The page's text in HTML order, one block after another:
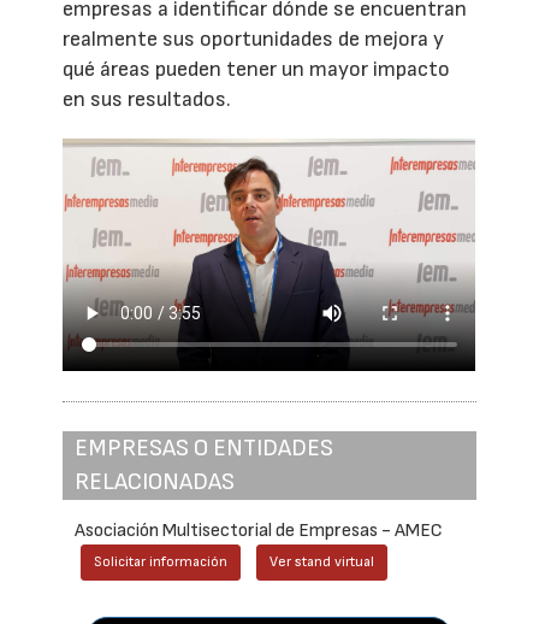
empresas a identificar dónde se encuentran
realmente sus oportunidades de mejora y
qué áreas pueden tener un mayor impacto
en sus resultados.
EMPRESAS O ENTIDADES
RELACIONADAS
Asociación Multisectorial de Empresas - AMEC
Solicitar información Ver stand virtual